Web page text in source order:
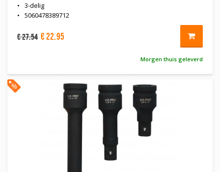
3-delig
5060478389712
€27,54 €22,95
Morgen thuis geleverd
%